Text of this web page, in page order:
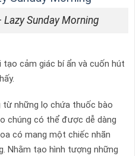
Sunday Morning
cảm giác bí ẩn và cuốn hút
những lọ chứa thuốc bào
chúng có thể được dễ dàng
có mang một chiếc nhãn
Nhằm tạo hình tượng những